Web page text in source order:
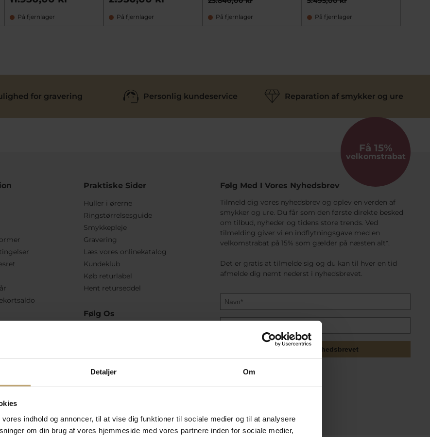
Detaljer Om
indhold og annoncer, til at vise dig funktioner til sociale medier og til at analysere
om din brug af vores hjemmeside med vores partnere inden for sociale medier,
På fjernlager På fjernlager På fjernlager På fjernlager
for gravering Personlig kundeservice Reparation af smykker og ure
Praktiske Sider
Huller i ørerne
Ringstørrelsesguide
Smykkepleje
Gravering
Læs vores onlinekatalog
Kundeklub
Køb returlabel
Hent returseddel
Følg Os
Få 15%
velkomstrabat
Følg Med I Vores Nyhedsbrev
Tilmeld dig vores nyhedsbrev og oplev en verden af
smykker og ure. Du får som den første direkte besked
om tilbud, nyheder og tidens store trends. Ved
tilmelding giver vi en indflytningsgave med en
velkomstrabat på 15% som gælder på næsten alt*.
Det er gratis at tilmelde sig og du kan til hver en tid
afmelde dig nemt nederst i nyhedsbrevet.
Tilmeld mig nyhedsbrevet